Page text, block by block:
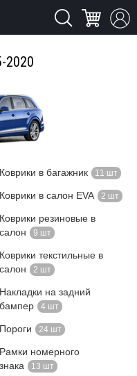
2020
Коврики в багажник 11 шт
Коврики в салон EVA 2 шт
Коврики резиновые в
салон
9 шт
Коврики текстильные в
салон
2 шт
Накладки на задний
бампер
4 шт
Пороги 24 шт
Рамки номерного
знака
13 шт